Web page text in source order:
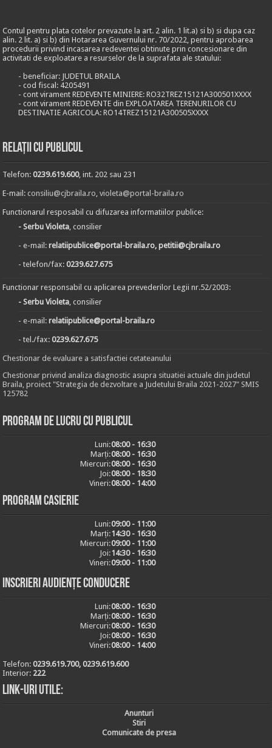
Contul pentru plata cotelor prevazute la art. 2 alin. 1 lit.a) si b) si dupa caz
alin. 2 lit. a) si b) din Hotararea Guvernului nr. 70/2022, pentru aprobarea
procedurii privind incasarea redeventei obtinute prin concesionare din
activitati de exploatare a resurselor de la suprafata ale statului:
- beneficiar: JUDETUL BRAILA
- cod fiscal: 4205491
- cont virament REDEVENTE MINIERE: RO32TREZ15121A300501XXXX
- cont virament REDEVENTE din EXPLOATAREA TERENURILOR CU
DESTINATIE AGRICOLA: RO14TREZ15121A300505XXXX
Relații cu publicul
Telefon:0239.619.600, int. 202 sau 231
E-mail:consiliu@cjbraila.ro,violeta@portal-braila.ro
Functionarul resposabil cu difuzarea informatiilor publice:
- Serbu Violeta, consilier
- e-mail:relatiipublice@portal-braila.ro, petitii@cjbraila.ro
- telefon/fax:0239.627.675
Functionar responsabil cu aplicarea prevederilor Legii nr.52/2003:
- Serbu Violeta, consilier
- e-mail:relatiipublice@portal-braila.ro
- tel./fax:0239.627.675
Chestionar de evaluare a satisfactiei cetateanului
Chestionar privind analiza diagnostic asupra situatiei actuale din judetul
Braila, proiect "Strategia de dezvoltare a Judetului Braila 2021-2027" SMIS
125782
Program de lucru cu publicul
Luni:08:00 - 16:30
Marți:08:00 - 16:30
Miercuri:08:00 - 16:30
Joi:08:00 - 18:30
Vineri:08:00 - 14:00
Program casierie
Luni:09:00 - 11:00
Marți:14:30 - 16:30
Miercuri:09:00 - 11:00
Joi:14:30 - 16:30
Vineri:09:00 - 11:00
Inscrieri audiențe conducere
Luni:08:00 - 16:30
Marți:08:00 - 16:30
Miercuri:08:00 - 16:30
Joi:08:00 - 16:30
Vineri:08:00 - 14:00
Telefon:0239.619.700, 0239.619.600
Interior: 222
Link-uri utile:
Anunturi
Stiri
Comunicate de presa